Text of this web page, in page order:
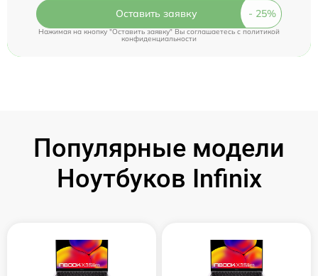
Оставить заявку
Нажимая на кнопку "Оставить заявку" Вы соглашаетесь cполитикой
конфиденциальности
Популярные модели
Ноутбуков Infinix